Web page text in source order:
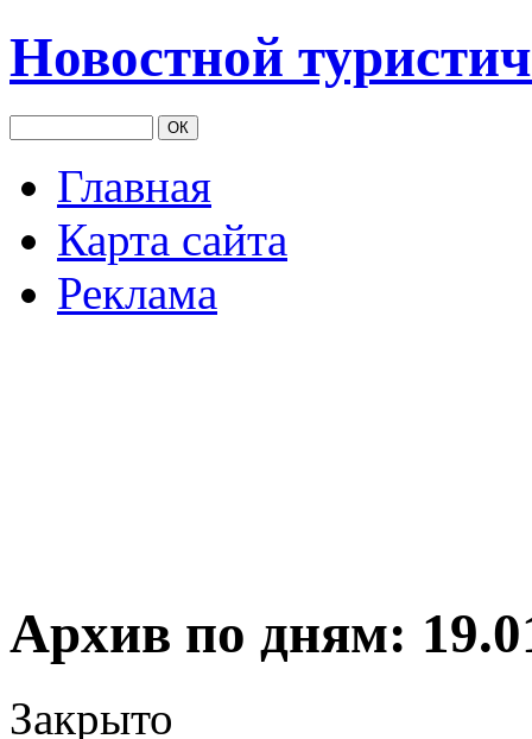
Новостной
Главная
Карта сайта
Реклама
Архив по дням:
Закрыто